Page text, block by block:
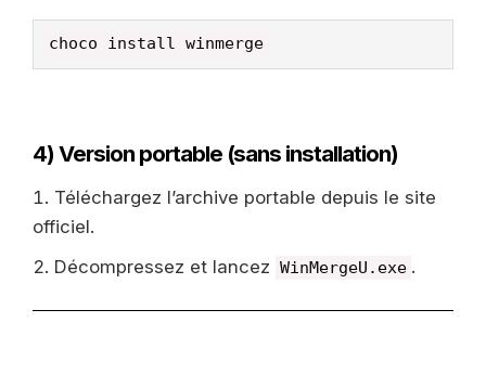
choco install winmerge
4) Version portable (sans installation)
Téléchargez l’archive portable depuis le site
officiel.
Décompressez et lancez WinMergeU.exe .